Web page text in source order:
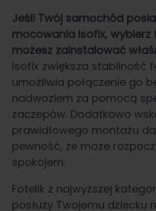
Jeśli Twój samochód
mocowania Isofix, wybierz
możesz zainstalować
Isofix zwiększa stabilność
umożliwia połączenie go
nadwoziem za pomocą
zaczepów. Dodatkowo
prawidłowego montażu
pewność, że może
spokojem.
Fotelik z najwyższej
posłuży Twojemu dziecku